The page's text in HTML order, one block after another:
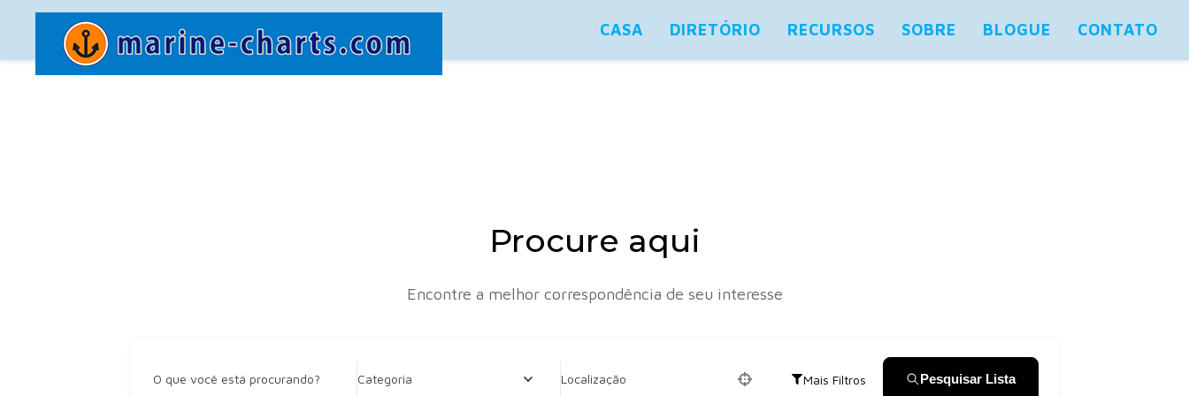
CASA DIRETÓRIO RECURSOS SOBRE BLOGUE CONTATO
Procure aqui
Encontre a melhor correspondência de seu interesse
O que você está procurando? Categoria Localização Mais Filtros Pesquisar Lista